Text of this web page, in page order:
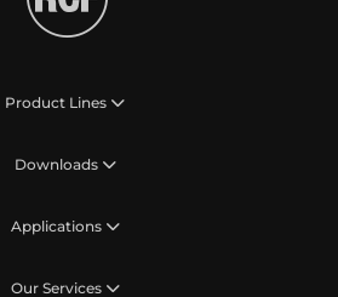
Product Lines
Downloads
Applications
Our Services